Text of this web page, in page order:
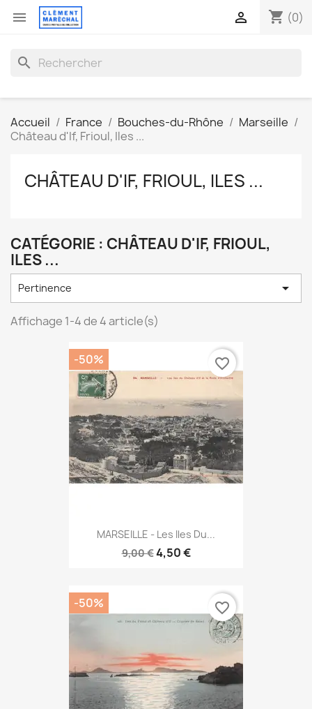
 shopping_cart (0)

search
Accueil France Bouches-du-Rhône
Marseille
Château d'If, Frioul, Iles ...
CHÂTEAU D'IF, FRIOUL, ILES ...
CATÉGORIE : CHÂTEAU D'IF, FRIOUL,
ILES ...
Pertinence 
Affichage 1-4 de 4 article(s)
MARSEILLE - Les Iles Du...
9,00 €4,50 €
-50% favorite_border
-50% favorite_border